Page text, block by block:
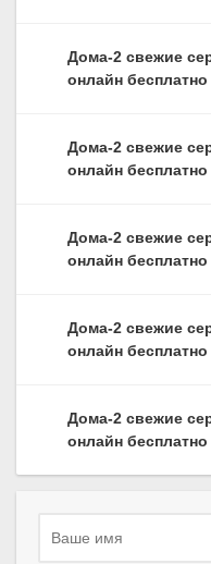
Дома-2 свежие
онлайн бесплатно
Дома-2 свежие
онлайн бесплатно
Дома-2 свежие
онлайн бесплатно
Дома-2 свежие
онлайн бесплатно
Дома-2 свежие
онлайн бесплатно